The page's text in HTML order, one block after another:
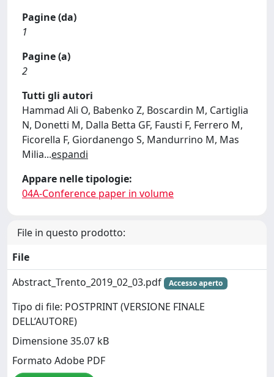
Pagine (da)
1
Pagine (a)
2
Tutti gli autori
Hammad Ali O, Babenko Z, Boscardin M, Cartiglia
N, Donetti M, Dalla Betta GF, Fausti F, Ferrero M,
Ficorella F, Giordanengo S, Mandurrino M, Mas
Milia...espandi
Appare nelle tipologie:
04A-Conference paper in volume
File in questo prodotto:
File
Abstract_Trento_2019_02_03.pdf
Accesso aperto
Tipo di file: POSTPRINT (VERSIONE FINALE
DELL’AUTORE)
Dimensione 35.07 kB
Formato Adobe PDF